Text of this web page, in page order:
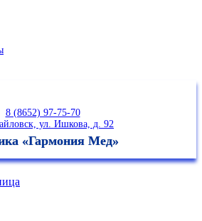
8 (8652) 97-75-70
ул. Ишкова, д. 92
«Гармония Мед»